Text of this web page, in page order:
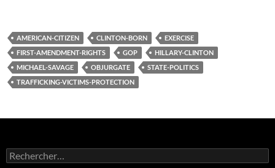
AMERICAN-CITIZEN CLINTON-BORN
EXERCISE
FIRST-AMENDMENT-RIGHTS
GOP
HILLARY-CLINTON
MICHAEL-SAVAGE
OBJURGATE
STATE-POLITICS
TRAFFICKING-VICTIMS-PROTECTION
Rechercher :